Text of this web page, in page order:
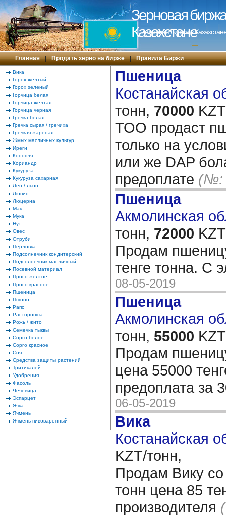
Зерновая
Казахстане
Зерновая биржа в
---
Главная | Продать зерно на бирже | Правила Биржи
Вика
Горох желтый
Горох зеленый
Горчица белая
Горчица желтая
Горчица черная
Гречка белая
Гречка сырая / гречиха
Гречкая жареная
Жмых масличных культур
Иреги
Конопля
Кориандр
Кукуруза
Кукуруза сахарная
Лен / льон
Люпин
Люцерна
Мак
Мука
Нут
Овес
Отруби
Перловка
Подсолнечник кондитерский
Подсолнечник масличный
Посевной материал
Просо желтое
Просо красное
Пшеница
Пшоно
Рапс
Расторопша
Рожь / жито
Семечка тыквы
Сорго белое
Сорго красное
Соя
Средства защиты растений
Тритикалей
Удобрения
Фасоль
Чечевица
Эспарцет
Ячка
Ячмень
Ячмень пивоваренный
Пшеница
Костанайская
тонн, 70000
ТОО продаст
только на
или же DAP
предоплате (№:
Пшеница
Акмолинская
тонн, 72000
Продам
тенге тонна. С
08-05-2019
Пшеница
Акмолинская
тонн, 55000
Продам
цена 55000
предоплата за
06-05-2019
Вика
Костанайская
KZT/тонн,
Продам Вику
тонн цена 85
производителя